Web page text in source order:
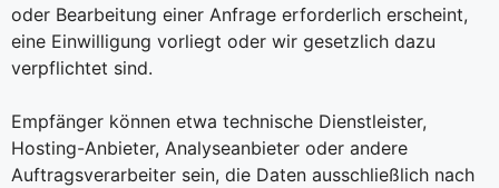
oder Bearbeitung einer Anfrage erforderlich erscheint,
eine Einwilligung vorliegt oder wir gesetzlich dazu
verpflichtet sind.
Empfänger können etwa technische Dienstleister,
Hosting-Anbieter, Analyseanbieter oder andere
Auftragsverarbeiter sein, die Daten ausschließlich nach